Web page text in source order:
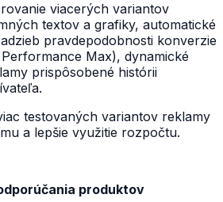
viacerých variantov
textov a grafiky, automatické
pravdepodobnosti konverzie
Max), dynamické
prispôsobené histórii
testovaných variantov reklamy
a lepšie využitie rozpočtu.
produktov